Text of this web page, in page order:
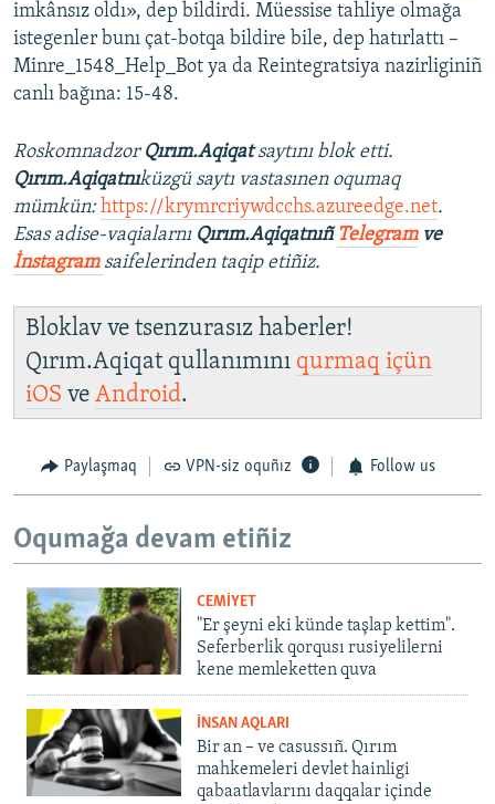
imkânsız oldı», dep bildirdi. Müessise tahliye olmağa
istegenler bunı çat-botqa bildire bile, dep hatırlattı –
Minre_1548_Help_Bot ya da Reintegratsiya nazirliginiñ
canlı bağına: 15-48.
Roskomnadzor Qırım.Aqiqatsaytını blok etti.
Qırım.Aqiqatnıküzgü saytı vastasınen oqumaq
mümkün:https://krymrcriywdcchs.azureedge.net.
Esas adise-vaqialarnı Qırım.Aqiqatnıñ Telegramve
İnstagram saifelerinden taqip etiñiz.
Bloklav ve tsenzurasız haberler!
Qırım.Aqiqat qullanımını qurmaq içün
iOS ve Android.
Paylaşmaq VPN-siz oquñız Follow us
Oqumağa devam etiñiz
CEMİYET
"Er şeyni eki künde taşlap kettim".
Seferberlik qorqusı rusiyelilerni
kene memleketten quva
İNSAN AQLARI
Bir an – ve casussıñ. Qırım
mahkemeleri devlet hainligi
qabaatlavlarını daqqalar içinde